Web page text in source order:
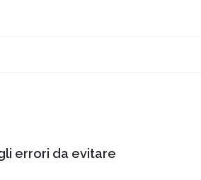
errori da evitare